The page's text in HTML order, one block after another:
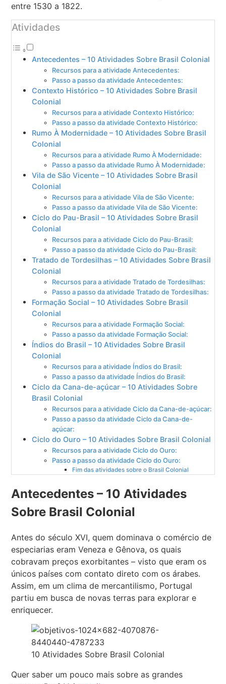
entre 1530 a 1822.
Atividades
Antecedentes – 10 Atividades Sobre Brasil Colonial
Recursos para a atividade Antecedentes:
Passo a passo da atividade Antecedentes:
Contexto Histórico – 10 Atividades Sobre Brasil
Colonial
Recursos para a atividade Contexto Histórico:
Passo a passo da atividade Contexto Histórico:
Rumo À Modernidade – 10 Atividades Sobre Brasil
Colonial
Recursos para a atividade Rumo À Modernidade:
Passo a passo da atividade Rumo À Modernidade:
Vila de São Vicente – 10 Atividades Sobre Brasil
Colonial
Recursos para a atividade Vila de São Vicente:
Passo a passo da atividade Vila de São Vicente:
Ciclo do Pau-Brasil – 10 Atividades Sobre Brasil
Colonial
Recursos para a atividade Ciclo do Pau-Brasil:
Passo a passo da atividade Ciclo do Pau-Brasil:
Tratado de Tordesilhas – 10 Atividades Sobre Brasil
Colonial
Recursos para a atividade Tratado de Tordesilhas:
Passo a passo da atividade Tratado de Tordesilhas:
Formação Social – 10 Atividades Sobre Brasil
Colonial
Recursos para a atividade Formação Social:
Passo a passo da atividade Formação Social:
Índios do Brasil – 10 Atividades Sobre Brasil
Colonial
Recursos para a atividade Índios do Brasil:
Passo a passo da atividade Índios do Brasil:
Ciclo da Cana-de-açúcar – 10 Atividades Sobre
Brasil Colonial
Recursos para a atividade Ciclo da Cana-de-açúcar:
Passo a passo da atividade Ciclo da Cana-de-
açúcar:
Ciclo do Ouro – 10 Atividades Sobre Brasil Colonial
Recursos para a atividade Ciclo do Ouro:
Passo a passo da atividade Ciclo do Ouro:
Fim das atividades sobre o Brasil Colonial
Antecedentes – 10 Atividades
Sobre Brasil Colonial
Antes do século XVI, quem dominava o comércio de
especiarias eram Veneza e Gênova, os quais
cobravam preços exorbitantes – visto que eram os
únicos países com contato direto com os árabes.
Assim, em um clima de mercantilismo, Portugal
partiu em busca de novas terras para explorar e
enriquecer.
10 Atividades Sobre Brasil Colonial
Quer saber um pouco mais sobre as grandes